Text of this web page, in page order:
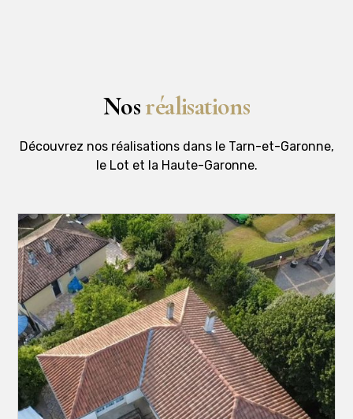
Nosréalisations
Découvrez nos réalisations dans le Tarn-et-Garonne,
le Lot et la Haute-Garonne.